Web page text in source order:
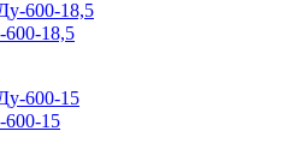
18,5
15